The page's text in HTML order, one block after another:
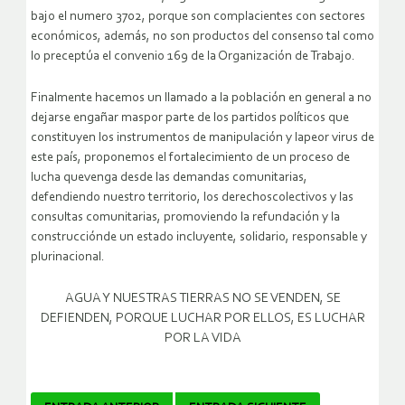
bajo el numero 3702, porque son complacientes con sectores
económicos, además, no son productos del consenso tal como
lo preceptúa el convenio 169 de la Organización de Trabajo.
Finalmente hacemos un llamado a la población en general a no
dejarse engañar maspor parte de los partidos políticos que
constituyen los instrumentos de manipulación y lapeor virus de
este país, proponemos el fortalecimiento de un proceso de
lucha quevenga desde las demandas comunitarias,
defendiendo nuestro territorio, los derechoscolectivos y las
consultas comunitarias, promoviendo la refundación y la
construcciónde un estado incluyente, solidario, responsable y
plurinacional.
AGUA Y NUESTRAS TIERRAS NO SE VENDEN, SE
DEFIENDEN, PORQUE LUCHAR POR ELLOS, ES LUCHAR
POR LA VIDA